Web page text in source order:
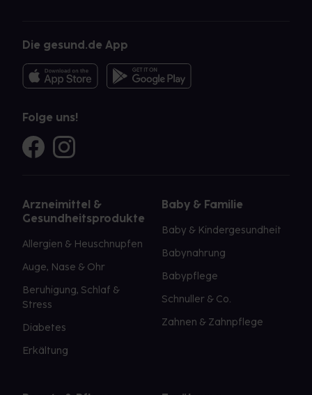
Die gesund.de App
Folge uns!
Arzneimittel &
Gesundheitsprodukte
Allergien & Heuschnupfen
Auge, Nase & Ohr
Beruhigung, Schlaf &
Stress
Diabetes
Erkältung
Baby & Familie
Baby & Kindergesundheit
Babynahrung
Babypflege
Schnuller & Co.
Zahnen & Zahnpflege